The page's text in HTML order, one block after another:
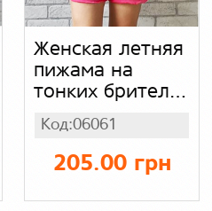
Женская летняя
пижама на
тонких брителях
малиновая с
принтом стич и
микки маус
шортами),
Код:06061
205.00 грн